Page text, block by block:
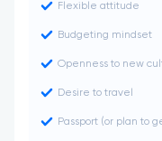
Flexible attitude
Budgeting mindset
Openness to new
Desire to travel
Passport (or plan to